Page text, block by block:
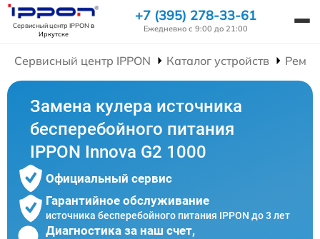
Сервисный центр IPPON в
Иркутске
+7 (395) 278-33-61
Ежедневно с 9:00 до 21:00
Сервисный центр IPPON Каталог устройств
Замена кулера источника
бесперебойного питания
IPPON Innova G2 1000
Официальный сервис
Гарантийное обслуживание
источника бесперебойного питания IPPON до 3 лет
Диагностика за наш счет,